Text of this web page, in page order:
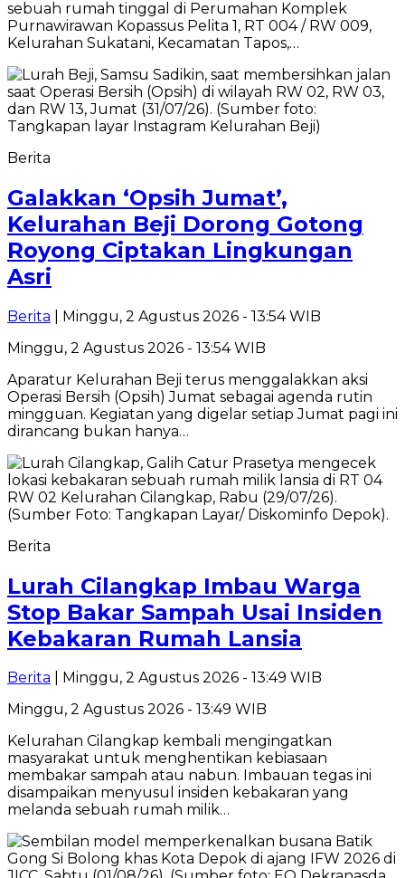
sebuah rumah tinggal di Perumahan Komplek
Purnawirawan Kopassus Pelita 1, RT 004 / RW 009,
Kelurahan Sukatani, Kecamatan Tapos,…
Berita
Galakkan ‘Opsih Jumat’,
Kelurahan Beji Dorong Gotong
Royong Ciptakan Lingkungan
Asri
Berita | Minggu, 2 Agustus 2026 - 13:54 WIB
Minggu, 2 Agustus 2026 - 13:54 WIB
Aparatur Kelurahan Beji terus menggalakkan aksi
Operasi Bersih (Opsih) Jumat sebagai agenda rutin
mingguan. Kegiatan yang digelar setiap Jumat pagi ini
dirancang bukan hanya…
Berita
Lurah Cilangkap Imbau Warga
Stop Bakar Sampah Usai Insiden
Kebakaran Rumah Lansia
Berita | Minggu, 2 Agustus 2026 - 13:49 WIB
Minggu, 2 Agustus 2026 - 13:49 WIB
Kelurahan Cilangkap kembali mengingatkan
masyarakat untuk menghentikan kebiasaan
membakar sampah atau nabun. Imbauan tegas ini
disampaikan menyusul insiden kebakaran yang
melanda sebuah rumah milik…